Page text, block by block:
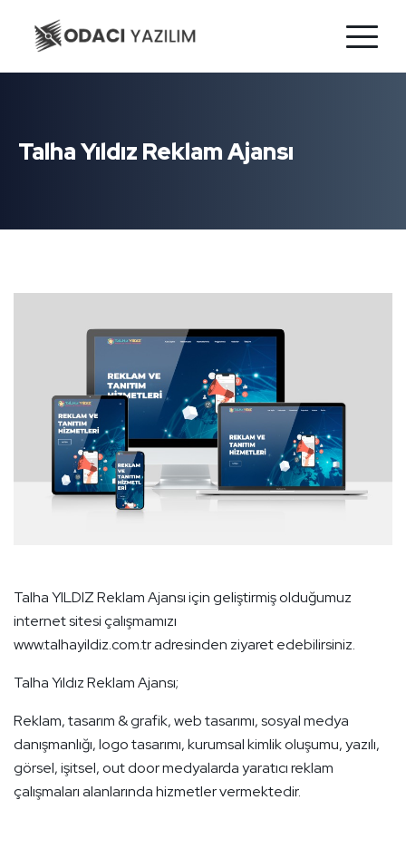
Talha Yıldız Reklam Ajansı
Talha YILDIZ Reklam Ajansı için geliştirmiş olduğumuz
internet sitesi çalışmamızı
www.talhayildiz.com.tradresinden ziyaret edebilirsiniz.
Talha Yıldız Reklam Ajansı;
Reklam, tasarım & grafik, web tasarımı, sosyal medya
danışmanlığı, logo tasarımı, kurumsal kimlik oluşumu, yazılı,
görsel, işitsel, out door medyalarda yaratıcı reklam
çalışmaları alanlarında hizmetler vermektedir.